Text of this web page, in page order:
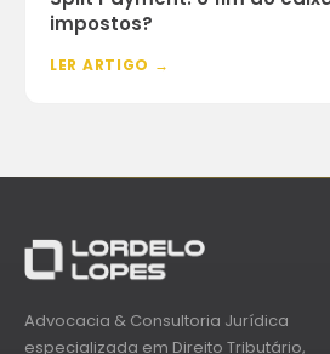
impostos?
LER ARTIGO →
Advocacia & Consultoria Jurídica
especializada em Direito Tributário,